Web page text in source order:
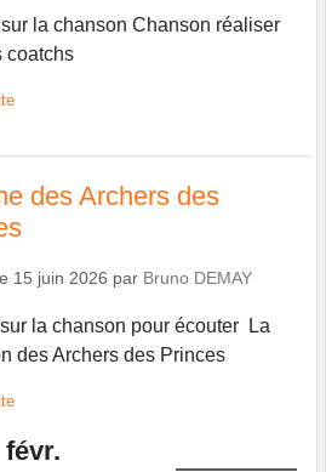
la chanson Chanson réaliser
coatchs
des Archers des
15 juin 2026 par Bruno DEMAY
la chanson pour écouter La
des Archers des Princes
févr.